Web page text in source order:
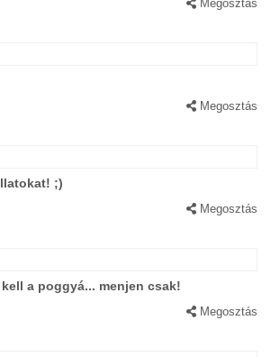
Megosztás
Megosztás
;)
Megosztás
a poggyá... menjen csak!
Megosztás